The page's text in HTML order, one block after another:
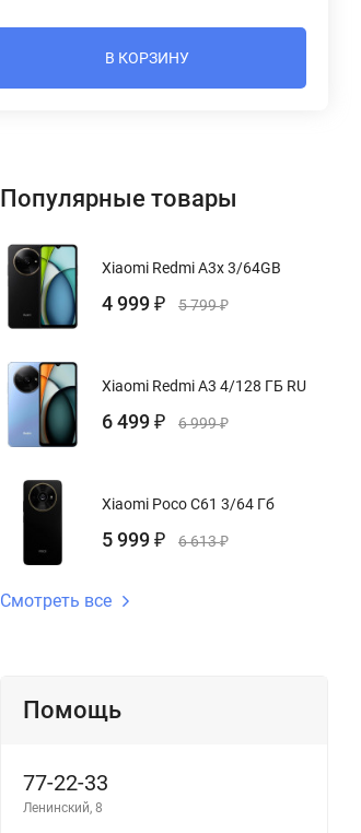
В КОРЗИНУ
Популярные товары
Xiaomi Redmi A3x 3/64GB
4 999 ₽ 5 799₽
Xiaomi Redmi A3 4/128 ГБ RU
6 499 ₽ 6 999₽
Xiaomi Poco C61 3/64 Гб
5 999 ₽ 6 613₽
Смотреть все
Помощь
77-22-33
Ленинский, 8